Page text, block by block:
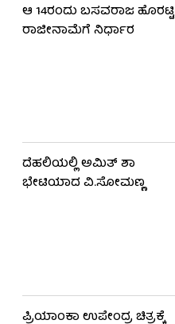
ಆ 14ರಂದು ಬಸವರಾಜ ಹೊರಟ್ಟಿ
ರಾಜೀನಾಮೆಗೆ ನಿರ್ಧಾರ
ದೆಹಲಿಯಲ್ಲಿ ಅಮಿತ್ ಶಾ
ಭೇಟಿಯಾದ ವಿ.ಸೋಮಣ್ಣ
ಪ್ರಿಯಾಂಕಾ ಉಪೇಂದ್ರ ಚಿತ್ರಕ್ಕೆ